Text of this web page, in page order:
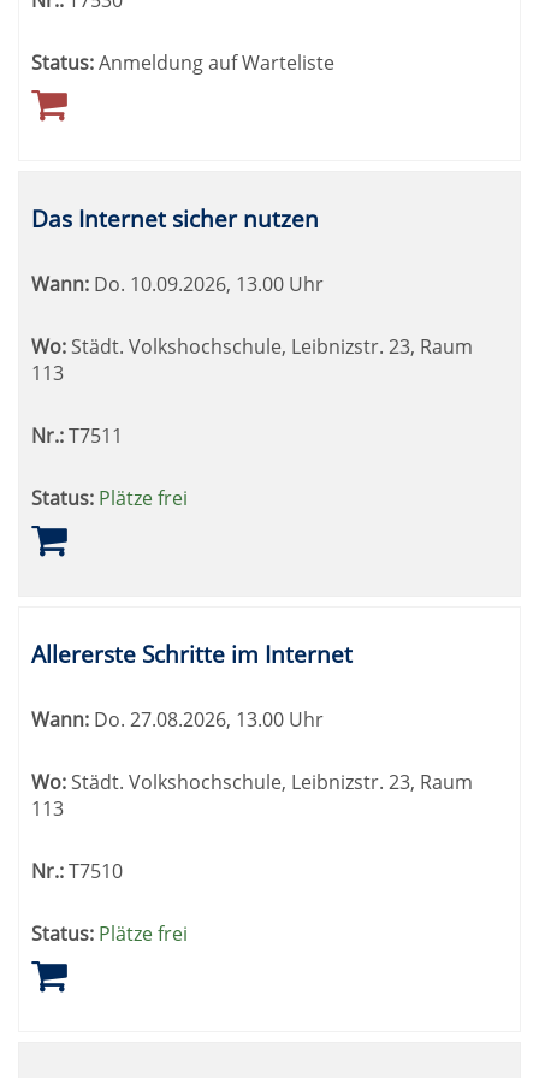
Status:Anmeldung auf Warteliste
Das Internet sicher nutzen
Wann: Do. 10.09.2026, 13.00 Uhr
Wo: Städt. Volkshochschule, Leibnizstr. 23, Raum
113
Nr.:T7511
Status: Plätze frei
Allererste Schritte im Internet
Wann: Do. 27.08.2026, 13.00 Uhr
Wo:Städt. Volkshochschule, Leibnizstr. 23, Raum
113
Nr.:T7510
Status: Plätze frei